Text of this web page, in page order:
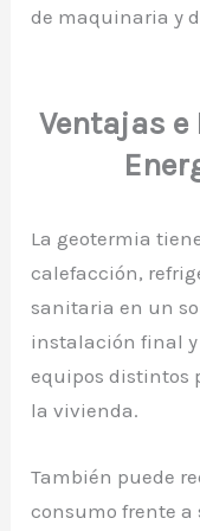
de maquinaria y
Ventajas e
La geotermia
calefacción,
sanitaria en un
instalación final y
equipos distintos
la vivienda.
También puede
consumo frente a